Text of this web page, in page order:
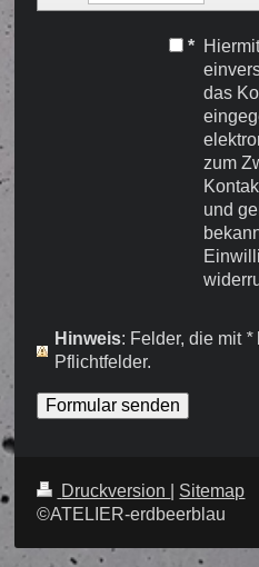
*
das
zum
und
Hinweis : Felder, die mit *
Pflichtfelder.
Druckversion
Sitemap
©ATELIER-erdbeerblau